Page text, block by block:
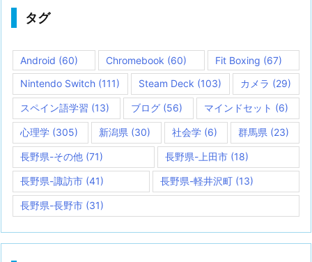
タグ
Android (60) Chromebook (60) Fit Boxing (67)
Nintendo Switch (111) Steam Deck (103) カメラ (29)
スペイン語学習 (13) ブログ (56) マインドセット (6)
心理学 (305) 新潟県 (30) 社会学(6) 群馬県 (23)
長野県-その他 (71) 長野県-上田市(18)
長野県-諏訪市 (41) 長野県-軽井沢町 (13)
長野県-長野市 (31)